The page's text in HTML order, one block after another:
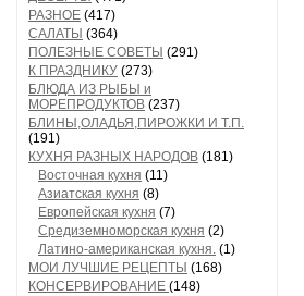
РАЗНОЕ (417)
САЛАТЫ (364)
ПОЛЕЗНЫЕ СОВЕТЫ (291)
К ПРАЗДНИКУ (273)
БЛЮДА ИЗ РЫБЫ и
МОРЕПРОДУКТОВ (237)
БЛИНЫ,ОЛАДЬЯ,ПИРОЖКИ И Т.П.
(191)
КУХНЯ РАЗНЫХ НАРОДОВ (181)
Восточная кухня (11)
Азиатская кухня (8)
Европейская кухня (7)
Средиземноморская кухня (2)
Латино-американская кухня. (1)
МОИ ЛУЧШИЕ РЕЦЕПТЫ (168)
КОНСЕРВИРОВАНИЕ (148)